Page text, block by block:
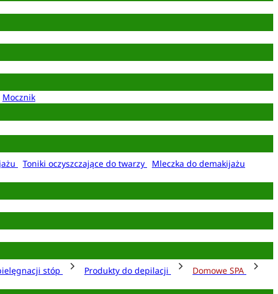
Mocznik
Toniki oczyszczające do twarzy
Mleczka do demakijażu
stóp Produkty do depilacji
Domowe SPA